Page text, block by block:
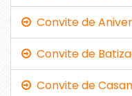
Convite de
Convite de
Convite de